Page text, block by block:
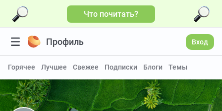
Что почитать?
Профиль Вход
Горячее Лучшее Свежее Подписки Блоги Темы
Больше видео